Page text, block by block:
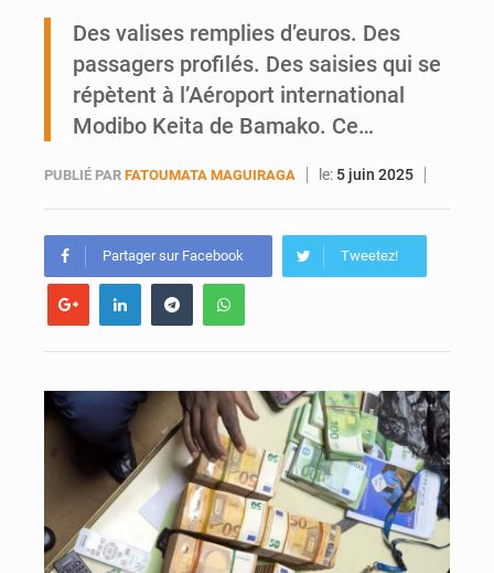
Blanchisseries à Bamako : la traçabilité du linge en question
Des valises remplies d’euros. Des
passagers profilés. Des saisies qui se
répètent à l’Aéroport international
Modibo Keita de Bamako. Ce…
PUBLIÉ PAR FATOUMATA MAGUIRAGA le: 5 juin 2025
Partager sur Facebook Tweetez!